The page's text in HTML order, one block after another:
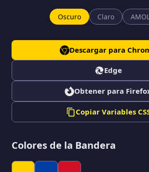
Oscuro Claro
Descargar para
Edge
Obtener para
Copiar Variables
Colores de la Bandera